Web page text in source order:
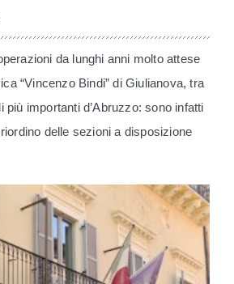
da lunghi anni molto attese
“Vincenzo Bindi” di Giulianova, tra
più importanti d’Abruzzo: sono infatti
delle sezioni a disposizione